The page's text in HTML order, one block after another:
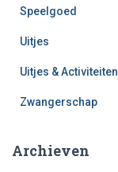
Speelgoed
Uitjes
Uitjes & Activiteiten
Zwangerschap
Archieven